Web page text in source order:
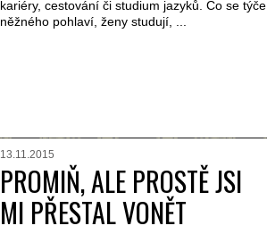
kariéry, cestování či studium jazyků. Co se týče
něžného pohlaví, ženy studují, ...
13.11.2015
PROMIŇ, ALE PROSTĚ JSI
MI PŘESTAL VONĚT